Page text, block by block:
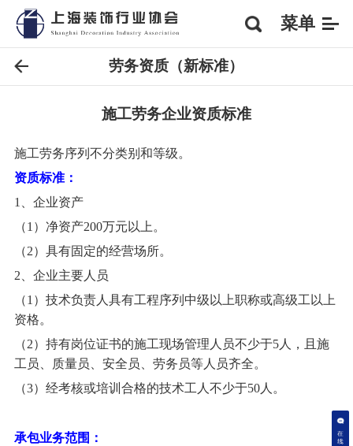
菜单
劳务资质（新标准）
施工劳务企业资质标准
施工劳务序列不分类别和等级。
资质标准：
1、企业资产
（1）净资产200万元以上。
（2）具有固定的经营场所。
2、企业主要人员
（1）技术负责人具有工程序列中级以上职称或高级工以上
资格。
（2）持有岗位证书的施工现场管理人员不少于5人，且施
工员、质量员、安全员、劳务员等人员齐全。
（3）经考核或培训合格的技术工人不少于50人。
承包业务范围：